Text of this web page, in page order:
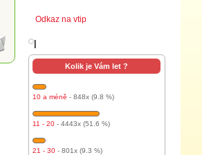
Odkaz na vtip
Kolik je Vám let ?
10 a méně - 848x (9.8 %)
11 - 20 - 4443x (51.6 %)
21 - 30 - 801x (9.3 %)